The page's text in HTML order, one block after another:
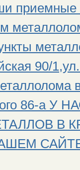
приемные
90/
86-а
В
САЙТЕ: